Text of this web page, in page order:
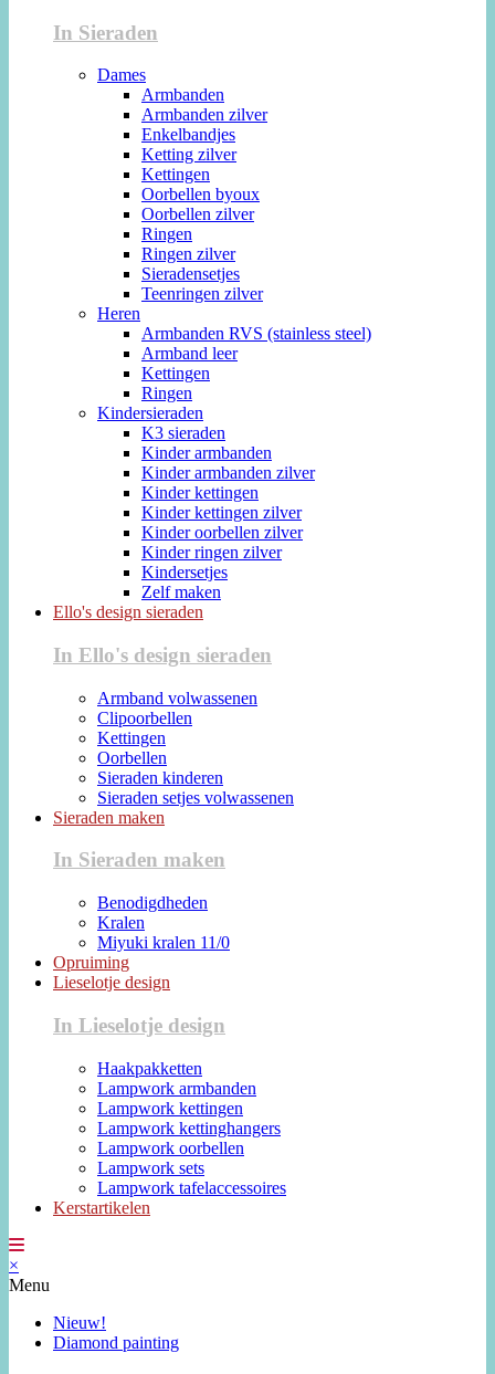
In Sieraden
Dames
Armbanden
Armbanden zilver
Enkelbandjes
Ketting zilver
Kettingen
Oorbellen byoux
Oorbellen zilver
Ringen
Ringen zilver
Sieradensetjes
Teenringen zilver
Heren
Armbanden RVS (stainless steel)
Armband leer
Kettingen
Ringen
Kindersieraden
K3 sieraden
Kinder armbanden
Kinder armbanden zilver
Kinder kettingen
Kinder kettingen zilver
Kinder oorbellen zilver
Kinder ringen zilver
Kindersetjes
Zelf maken
Ello's design sieraden
In Ello's design sieraden
Armband volwassenen
Clipoorbellen
Kettingen
Oorbellen
Sieraden kinderen
Sieraden setjes volwassenen
Sieraden maken
In Sieraden maken
Benodigdheden
Kralen
Miyuki kralen 11/0
Opruiming
Lieselotje design
In Lieselotje design
Haakpakketten
Lampwork armbanden
Lampwork kettingen
Lampwork kettinghangers
Lampwork oorbellen
Lampwork sets
Lampwork tafelaccessoires
Kerstartikelen
×
Menu
Nieuw!
Diamond painting